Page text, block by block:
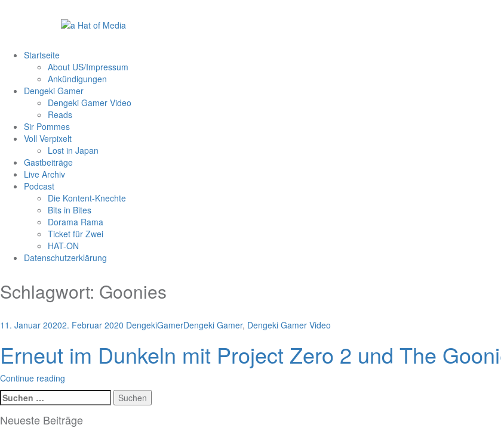
Startseite
About US/Impressum
Ankündigungen
Dengeki Gamer
Dengeki Gamer Video
Reads
Sir Pommes
Voll Verpixelt
Lost in Japan
Gastbeiträge
Live Archiv
Podcast
Die Kontent-Knechte
Bits in Bites
Dorama Rama
Ticket für Zwei
HAT-ON
Datenschutzerklärung
Schlagwort: Goonies
11. Januar 20202. Februar 2020 DengekiGamerDengeki Gamer, Dengeki Gamer Video
Erneut im Dunkeln mit Project Zero 2 und The
Continue reading
Suchen
nach:
Neueste Beiträge